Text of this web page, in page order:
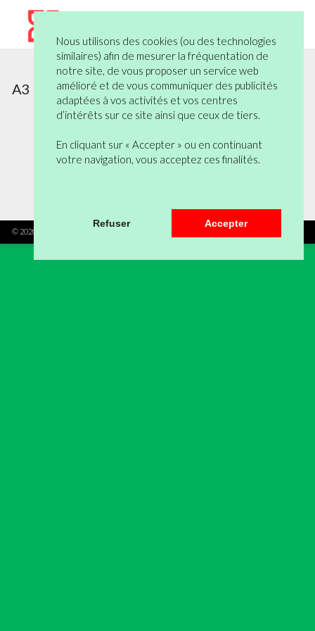
Nous utilisons des cookies (ou des technologies
similaires) afin de mesurer la fréquentation de
notre site, de vous proposer un service web
amélioré et de vous communiquer des publicités
adaptées à vos activités et vos centres
d’intérêts sur ce site ainsi que ceux de tiers.
En cliquant sur « Accepter » ou en continuant
votre navigation, vous acceptez ces finalités.
Refuser Accepter
A3
sélection.
Haut de page
© 2020 Kallea - Tous droits réservés